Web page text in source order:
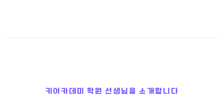
키아카데미 학원 선생님을 소개합니다